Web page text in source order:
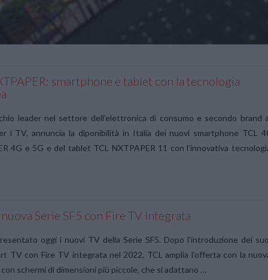
smartphone e tablet con la tecnologia
leader nel settore dell’elettronica di consumo e secondo brand
i TV, annuncia la diponibilità in Italia dei nuovi smartphone TCL
4G e 5G e del tablet TCL NXTPAPER 11 con l’innovativa
Serie SF5 con Fire TV integrata
oggi i nuovi TV della Serie SF5. Dopo l’introduzione dei
TV con Fire TV integrata nel 2022, TCL amplia l’offerta con la
con schermi di dimensioni più piccole, che si adattano …